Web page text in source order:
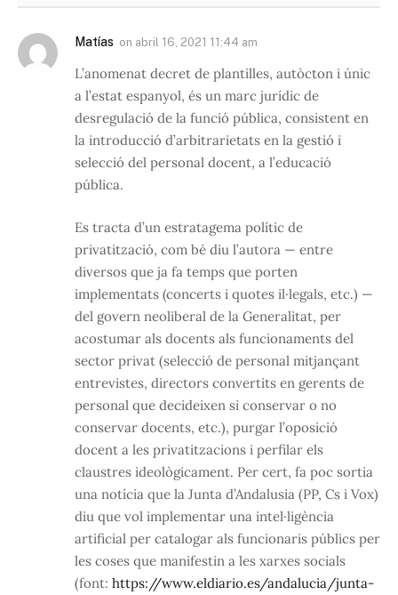
Matías on abril 16, 2021 11:44 am
L’anomenat decret de plantilles, autòcton i únic
a l’estat espanyol, és un marc jurídic de
desregulació de la funció pública, consistent en
la introducció d’arbitrarietats en la gestió i
selecció del personal docent, a l’educació
pública.
Es tracta d’un estratagema polític de
privatització, com bé diu l’autora — entre
diversos que ja fa temps que porten
implementats (concerts i quotes il·legals, etc.) —
del govern neoliberal de la Generalitat, per
acostumar als docents als funcionaments del
sector privat (selecció de personal mitjançant
entrevistes, directors convertits en gerents de
personal que decideixen si conservar o no
conservar docents, etc.), purgar l’oposició
docent a les privatitzacions i perfilar els
claustres ideològicament. Per cert, fa poc sortia
una notícia que la Junta d’Andalusia (PP, Cs i Vox)
diu que vol implementar una intel·ligència
artificial per catalogar als funcionaris públics per
les coses que manifestin a les xarxes socials
(font: https://www.eldiario.es/andalucia/junta-